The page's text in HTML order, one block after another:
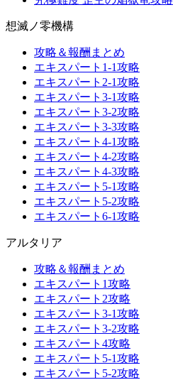
想滅ノ零機構
攻略＆報酬まとめ
エキスパート1-1攻略
エキスパート2-1攻略
エキスパート3-1攻略
エキスパート3-2攻略
エキスパート3-3攻略
エキスパート4-1攻略
エキスパート4-2攻略
エキスパート4-3攻略
エキスパート5-1攻略
エキスパート5-2攻略
エキスパート6-1攻略
アルタリア
攻略＆報酬まとめ
エキスパート1攻略
エキスパート2攻略
エキスパート3-1攻略
エキスパート3-2攻略
エキスパート4攻略
エキスパート5-1攻略
エキスパート5-2攻略